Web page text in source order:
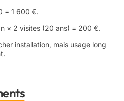
= 1 600 €.
× 2 visites (20 ans) = 200 €.
installation, mais usage long